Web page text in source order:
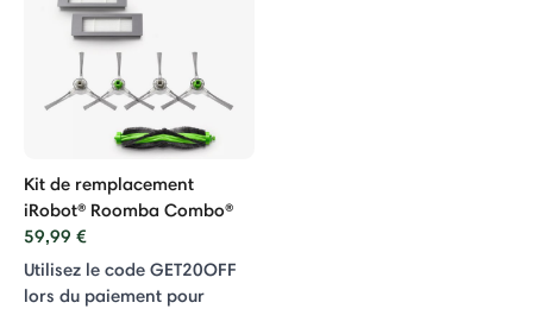
Kit de remplacement
iRobot® Roomba Combo®
59,99 €
Utilisez le code GET20OFF
lors du paiement pour